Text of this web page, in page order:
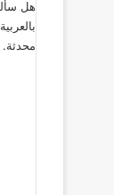
هل
محدثة.